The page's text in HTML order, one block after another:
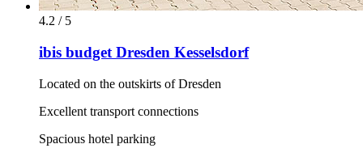
4.2 / 5
ibis budget Dresden Kesselsdorf
Located on the outskirts of Dresden
Excellent transport connections
Spacious hotel parking